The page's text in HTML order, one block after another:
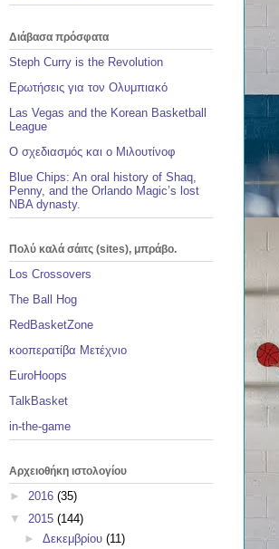
Διάβασα πρόσφατα
Steph Curry is the Revolution
Ερωτήσεις για τον Ολυμπιακό
Las Vegas and the Korean Basketball
League
Ο σχεδιασμός και ο Μιλουτίνοφ
Blue Chips: An oral history of Shaq,
Penny, and the Orlando Magic’s lost
NBA dynasty.
Πολύ καλά σάιτς (sites), μπράβο.
Los Crossovers
The Ball Hog
RedBasketZone
κοοπερατίβα Μετέχνιο
EuroHoops
TalkBasket
in-the-game
Αρχειοθήκη ιστολογίου
► 2016 (35)
▼ 2015 (144)
► Δεκεμβρίου (11)